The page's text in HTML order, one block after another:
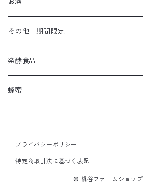
その他 期間限定
発酵食品
蜂蜜
プライバシーポリシー
特定商取引法に基づく表記
© 梶谷ファームショップ